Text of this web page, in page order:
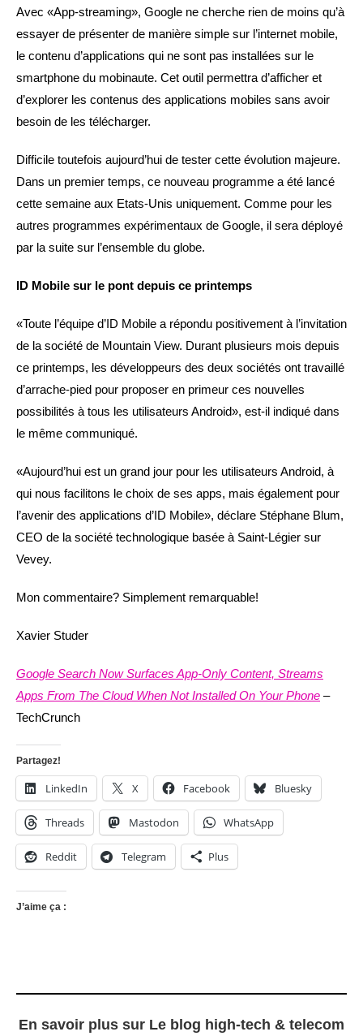
Avec «App-streaming», Google ne cherche rien de moins qu’à
essayer de présenter de manière simple sur l’internet mobile,
le contenu d’applications qui ne sont pas installées sur le
smartphone du mobinaute. Cet outil permettra d’afficher et
d’explorer les contenus des applications mobiles sans avoir
besoin de les télécharger.
Difficile toutefois aujourd’hui de tester cette évolution majeure.
Dans un premier temps, ce nouveau programme a été lancé
cette semaine aux Etats-Unis uniquement. Comme pour les
autres programmes expérimentaux de Google, il sera déployé
par la suite sur l’ensemble du globe.
ID Mobile sur le pont depuis ce printemps
«Toute l’équipe d’ID Mobile a répondu positivement à l’invitation
de la société de Mountain View. Durant plusieurs mois depuis
ce printemps, les développeurs des deux sociétés ont travaillé
d’arrache-pied pour proposer en primeur ces nouvelles
possibilités à tous les utilisateurs Android», est-il indiqué dans
le même communiqué.
«Aujourd’hui est un grand jour pour les utilisateurs Android, à
qui nous facilitons le choix de ses apps, mais également pour
l’avenir des applications d’ID Mobile», déclare Stéphane Blum,
CEO de la société technologique basée à Saint-Légier sur
Vevey.
Mon commentaire? Simplement remarquable!
Xavier Studer
Google Search Now Surfaces App-Only Content, Streams
Apps From The Cloud When Not Installed On Your Phone –
TechCrunch
Partagez!
LinkedIn X Facebook Bluesky
Threads Mastodon WhatsApp
Reddit Telegram Plus
J’aime ça :
En savoir plus sur Le blog high-tech & telecom